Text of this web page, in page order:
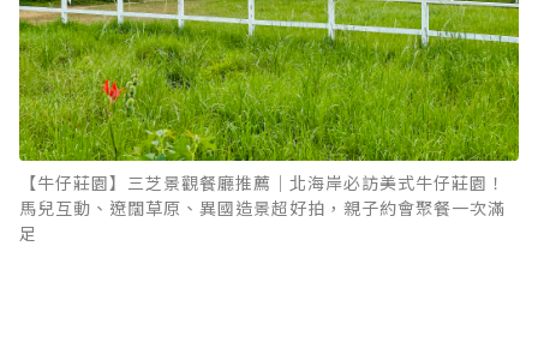
【牛仔莊園】三芝景觀餐廳推薦｜北海岸必訪美式牛仔莊園！
馬兒互動、遼闊草原、異國造景超好拍，親子約會聚餐一次滿
足